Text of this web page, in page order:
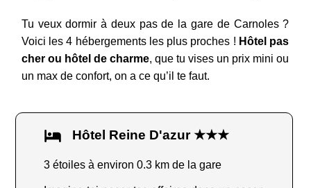
Tu veux dormir à deux pas de la gare de Carnoles ?
Voici les 4 hébergements les plus proches ! Hôtel pas
cher ou hôtel de charme, que tu vises un prix mini ou
un max de confort, on a ce qu’il te faut.
Hôtel Reine D'azur ★★★
3 étoiles à environ 0.3 km de la gare